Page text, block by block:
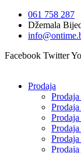
sadržaj
061 758 287
Džemala
Facebook Twitter
Prodaja
Prodaja